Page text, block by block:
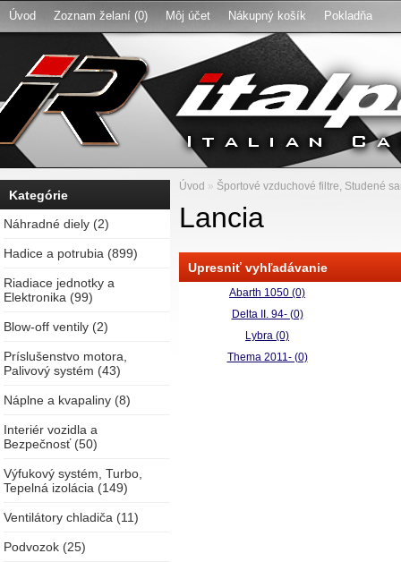
Úvod Zoznam želaní (0) Môj účet Nákupný košík Pokladňa
Kategórie
Náhradné diely (2)
Hadice a potrubia (899)
Riadiace jednotky a
Elektronika (99)
Blow-off ventily (2)
Príslušenstvo motora,
Palivový systém (43)
Náplne a kvapaliny (8)
Interiér vozidla a
Bezpečnosť (50)
Výfukový systém, Turbo,
Tepelná izolácia (149)
Ventilátory chladiča (11)
Podvozok (25)
Úvod » Športové vzduchové filtre, Studené
Lancia
Upresniť vyhľadávanie
Abarth 1050 (0)
Delta II. 94- (0)
Lybra (0)
Thema 2011- (0)